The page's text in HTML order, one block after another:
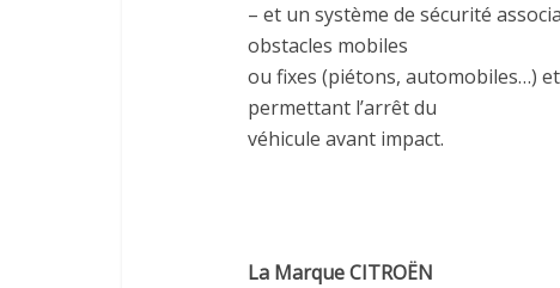
– et un système de sécurité
obstacles mobiles
ou fixes (piétons, automobiles…)
permettant l’arrêt du
véhicule avant impact.
La Marque CITROËN